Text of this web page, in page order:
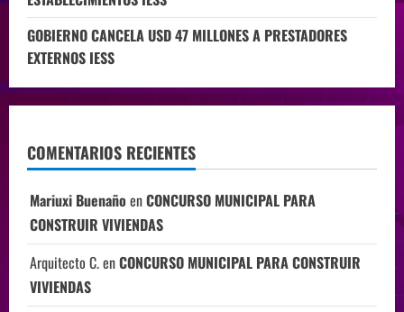
GOBIERNO CANCELA USD 47 MILLONES A PRESTADORES
EXTERNOS IESS
COMENTARIOS RECIENTES
Mariuxi Buenaño enCONCURSO MUNICIPAL PARA
CONSTRUIR VIVIENDAS
Arquitecto C.enCONCURSO MUNICIPAL PARA CONSTRUIR
VIVIENDAS